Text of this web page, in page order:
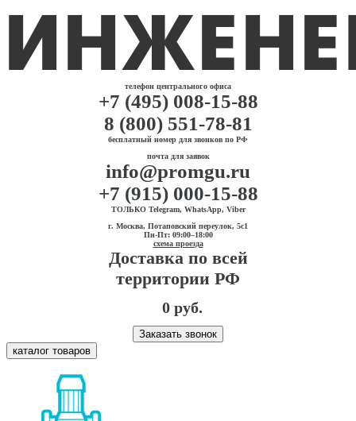
телефон центрального офиса
+7 (495) 008-15-88
8 (800) 551-78-81
бесплатный номер для звонков по РФ
почта для заявок
info@promgu.ru
+7 (915) 000-15-88
ТОЛЬКО Telegram, WhatsApp, Viber
г. Москва, Потаповский переулок, 5с1
Пн-Пт: 09:00–18:00
схема проезда
Доставка по всей
территории РФ
0 руб.
Заказать звонок
каталог товаров